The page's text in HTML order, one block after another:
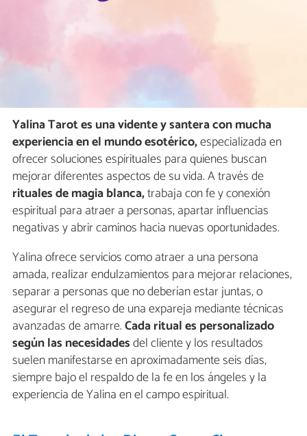
Yalina Tarot es una vidente y santera con mucha
experiencia en el mundo esotérico,especializada en
ofrecer soluciones espirituales para quienes buscan
mejorar diferentes aspectos de su vida. A través de
rituales de magia blanca,trabaja con fe y conexión
espiritual para atraer a personas, apartar influencias
negativas y abrir caminos hacia nuevas oportunidades.
Yalina ofrece servicios como atraer a una persona
amada, realizar endulzamientos para mejorar relaciones,
separar a personas que no deberían estar juntas, o
asegurar el regreso de una expareja mediante técnicas
avanzadas de amarre.Cada ritual es personalizado
según las necesidadesdel cliente y los resultados
suelen manifestarse en aproximadamente seis días,
siempre bajo el respaldo de la fe en los ángeles y la
experiencia de Yalina en el campo espiritual.